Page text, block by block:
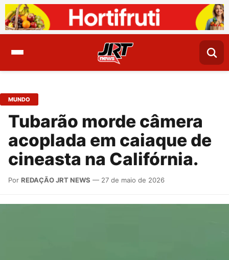
MUNDO
Tubarão morde câmera
acoplada em caiaque de
cineasta na Califórnia.
Por REDAÇÃO JRT NEWS — 27 de maio de 2026